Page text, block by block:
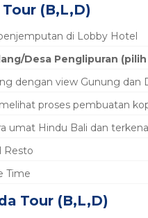
(B,L,D)
di Lobby Hotel
Desa Penglipuran
dengan view Gunung dan
proses pembuatan
umat Hindu Bali dan
Resto
Time
Tour (B,L,D)